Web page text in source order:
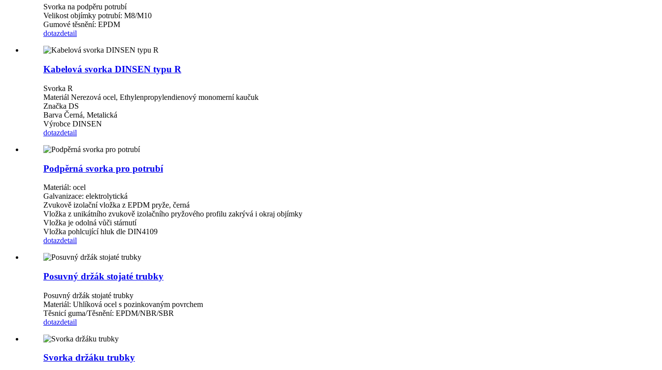
Svorka na podpěru potrubí
Velikost objímky potrubí: M8/M10
Gumové těsnění: EPDM
dotazdetail
Kabelová svorka DINSEN typu R
Svorka R
Materiál Nerezová ocel, Ethylenpropylendienový monomerní kaučuk
Značka DS
Barva Černá, Metalická
Výrobce DINSEN
dotazdetail
Podpěrná svorka pro potrubí
Materiál: ocel
Galvanizace: elektrolytická
Zvukově izolační vložka z EPDM pryže, černá
Vložka z unikátního zvukově izolačního pryžového profilu zakrývá i okraj objímky
Vložka je odolná vůči stárnutí
Vložka pohlcující hluk dle DIN4109
dotazdetail
Posuvný držák stojaté trubky
Posuvný držák stojaté trubky
Materiál: Uhlíková ocel s pozinkovaným povrchem
Těsnicí guma/Těsnění: EPDM/NBR/SBR
dotazdetail
Svorka držáku trubky